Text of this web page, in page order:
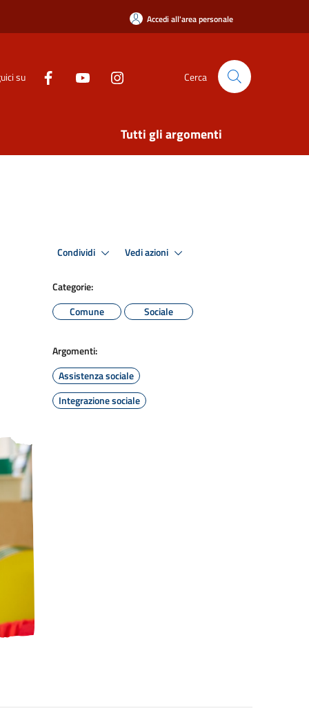
Accedi all'area personale
su Cerca
Tutti gli argomenti
Condividi Vedi azioni
Categorie:
Comune
Sociale
Argomenti:
Assistenza sociale
Integrazione sociale